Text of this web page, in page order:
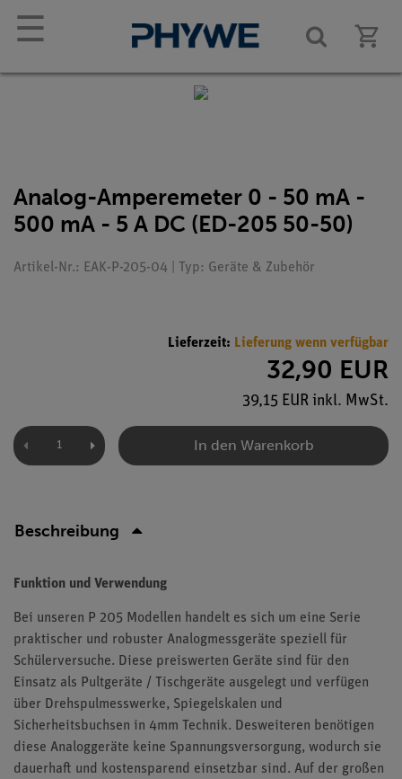
☰
Analog-Amperemeter 0 - 50 mA -
500 mA - 5 A DC (ED-205 50-50)
Artikel-Nr.: EAK-P-205-04 | Typ: Geräte & Zubehör
Lieferzeit: Lieferung wenn verfügbar
32,90 EUR
39,15 EUR inkl. MwSt.
In den Warenkorb
Beschreibung
Funktion und Verwendung
Bei unseren P 205 Modellen handelt es sich um eine Serie
praktischer und robuster Analogmessgeräte speziell für
Schülerversuche. Diese preiswerten Geräte sind für den
Einsatz als Pultgeräte / Tischgeräte ausgelegt und verfügen
über Drehspulmesswerke, Spiegelskalen und
Sicherheitsbuchsen in 4mm Technik. Desweiteren benötigen
diese Analoggeräte keine Spannungsversorgung, wodurch sie
dauerhaft und kostensparend einsetzbar sind. Auf der großen